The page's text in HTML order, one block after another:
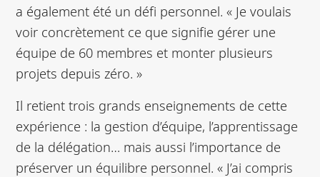
a également été un défi personnel. « Je voulais
voir concrètement ce que signifie gérer une
équipe de 60 membres et monter plusieurs
projets depuis zéro. »
Il retient trois grands enseignements de cette
expérience : la gestion d’équipe, l’apprentissage
de la délégation… mais aussi l’importance de
préserver un équilibre personnel. « J’ai compris